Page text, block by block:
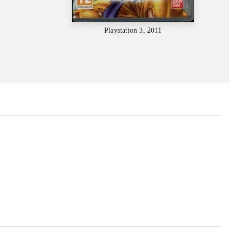
Playstation 3, 2011